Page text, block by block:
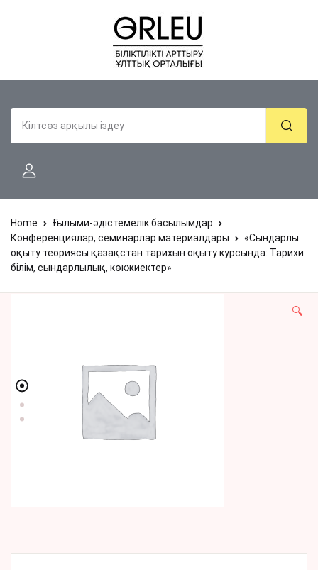
Home
Ғылыми-әдістемелік басылымдар
Конференциялар, семинарлар материалдары
«Сындарлы
оқыту теориясы қазақстан тарихын оқыту курсында: Тарихи
білім, сындарлылық, көкжиектер»
🔍